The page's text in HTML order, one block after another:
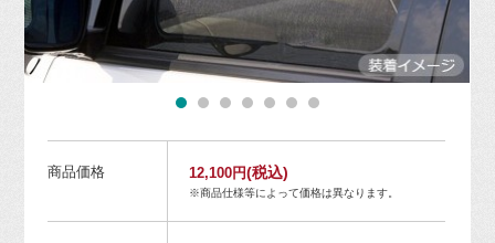
商品価格 12,100円(税込)
※商品仕様等によって価格は異なります。